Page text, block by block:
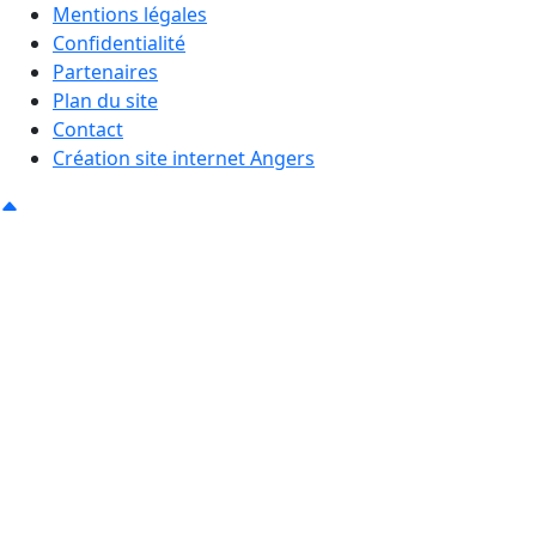
Mentions légales
Confidentialité
Partenaires
Plan du site
Contact
Création site internet Angers